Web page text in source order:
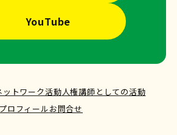
YouTube
ットワーク活動人権講師としての活動
プロフィールお問合せ